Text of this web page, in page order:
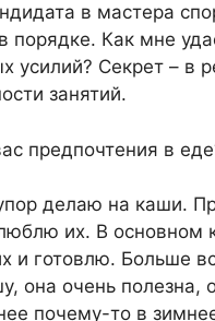
в мастера
порядке. Как мне
усилий? Секрет – в
занятий.
предпочтения в
делаю на каши.
их. В основном
и готовлю. Больше
она очень полезна,
почему-то в